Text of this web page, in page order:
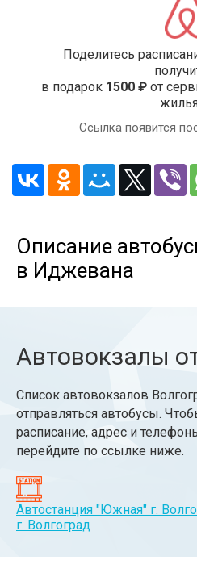
Поделитесь
в подарок 1500 ₽от
Ссылка появится
Описание
в Иджевана
Автовокзалы
Список автовокзалов
отправляться автобусы.
расписание, адрес и
перейдите по ссылке ниже.
Автостанция "Южная" г.
г. Волгоград